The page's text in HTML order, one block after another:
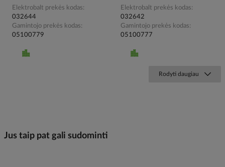
Elektrobalt prekės kodas
032644
Gamintojo prekės kodas
05100779
Elektrobalt prekės kodas
032642
Gamintojo prekės kodas
05100777
Rodyti daugiau
Jus taip pat gali sudominti